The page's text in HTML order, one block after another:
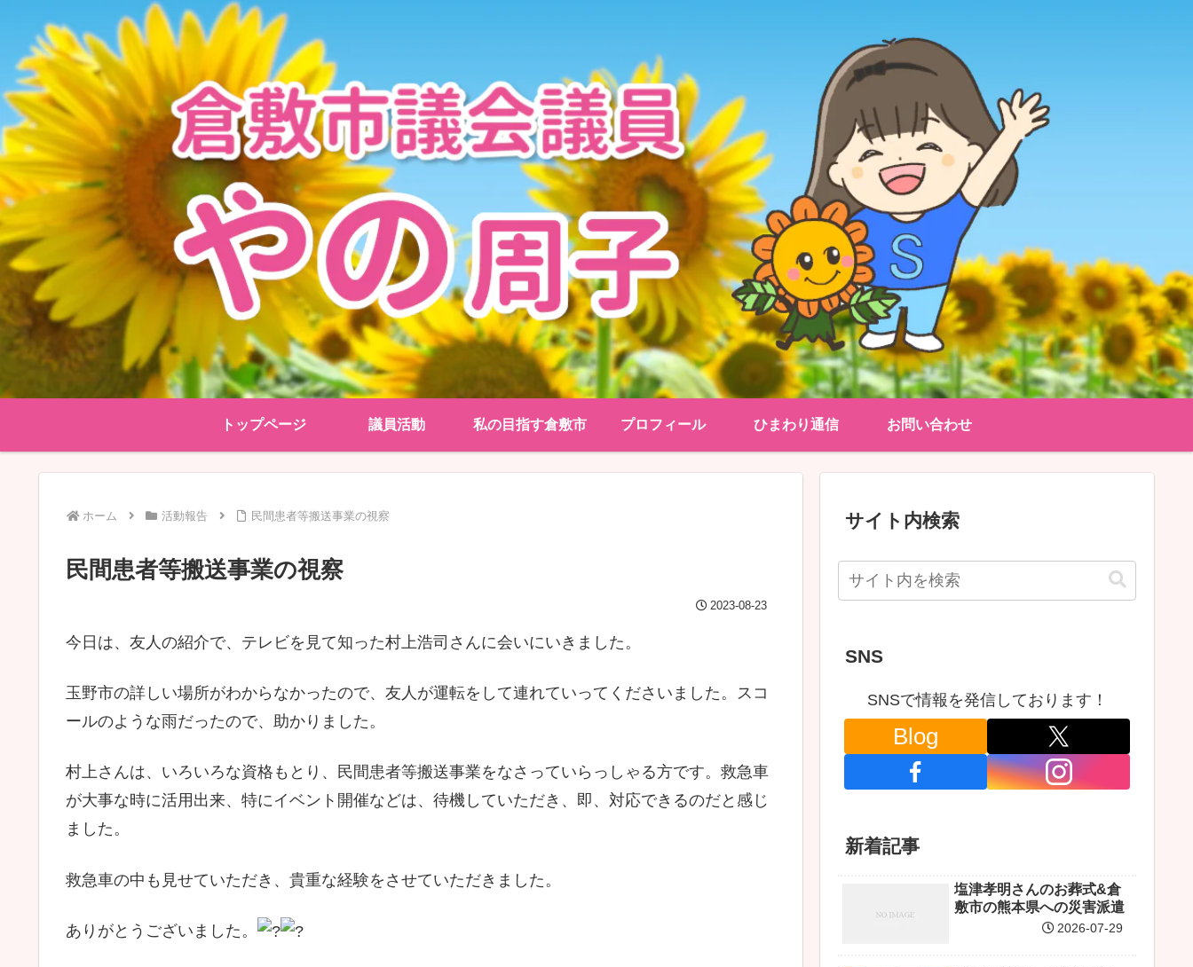
トップページ 議員活動 私の目指す倉敷市 プロフィール ひまわり通信 お問い合わせ
ホーム 活動報告 民間患者等搬送事業の視察
民間患者等搬送事業の視察
2023-08-23
今日は、友人の紹介で、テレビを見て知った村上浩司さんに会いにいきました。
玉野市の詳しい場所がわからなかったので、友人が運転をして連れていってくださいました。スコ
ールのような雨だったので、助かりました。
村上さんは、いろいろな資格もとり、民間患者等搬送事業をなさっていらっしゃる方です。救急車
が大事な時に活用出来、特にイベント開催などは、待機していただき、即、対応できるのだと感じ
ました。
救急車の中も見せていただき、貴重な経験をさせていただきました。
ありがとうございました。
サイト内検索
SNS
SNSで情報を発信しております！
Blog
新着記事
塩津孝明さんのお葬式&倉
敷市の熊本県への災害派遣
2026-07-29